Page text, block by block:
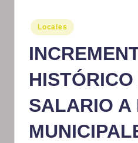
m
at
iv
o
Publicado
en
Locales
HISTÓRICO
SALARIO A